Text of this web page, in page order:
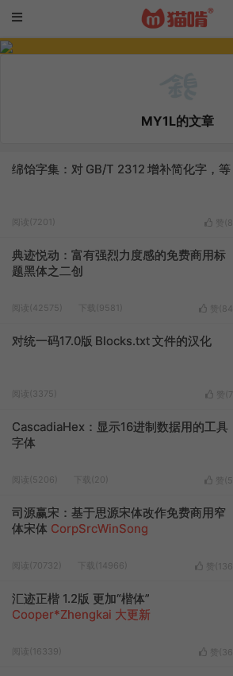
MY1L的文章
绵饴字集：对 GB/T 2312 增补简化字，等
阅读(7201) 8
典迹悦动：富有强烈力度感的免费商用标
题黑体之二创
阅读(42575) 下载(9581) 84
对统一码17.0版 Blocks.txt 文件的汉化
阅读(3375) 7
CascadiaHex：显示16进制数据用的工具
字体
阅读(5206) 下载(20) 5
司源赢宋：基于思源宋体改作免费商用窄
体宋体 CorpSrcWinSong
阅读(70732) 下载(14966) 136
汇迹正楷 1.2版 更加“楷体”
Cooper*Zhengkai 大更新
阅读(16339) 36